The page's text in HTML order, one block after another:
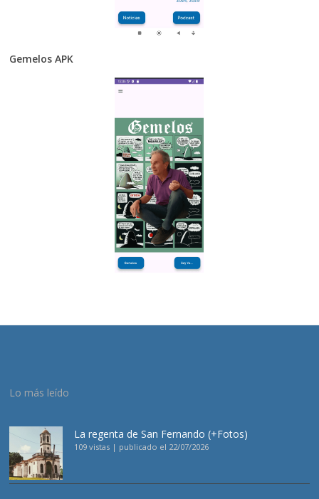
Gemelos APK
Lo más leído
La regenta de San Fernando (+Fotos)
109 vistas | publicado el 22/07/2026